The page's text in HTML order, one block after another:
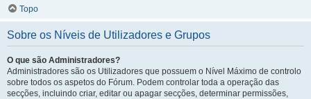
Topo
Sobre os Níveis de Utilizadores e Grupos
O que são Administradores?
Administradores são os Utilizadores que possuem o Nível Máximo de controlo
sobre todos os aspetos do Fórum. Podem controlar toda a operação das
secções, incluindo criar, editar ou apagar secções, determinar permissões,